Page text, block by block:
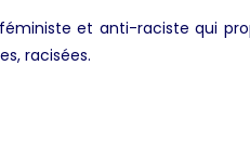
et anti-raciste qui
racisées.